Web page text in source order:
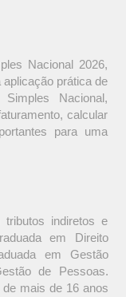
Nacional 2026,
prática de
Nacional,
calcular
para uma
indiretos e
em Direito
em Gestão
de Pessoas.
mais de 16 anos